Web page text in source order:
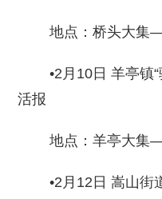
地点：桥头大集—
•2月10日 羊亭镇“
活报
地点：羊亭大集—
•2月12日 嵩山街道